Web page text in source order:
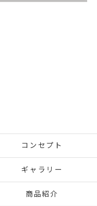
コンセプト
ギャラリー
商品紹介